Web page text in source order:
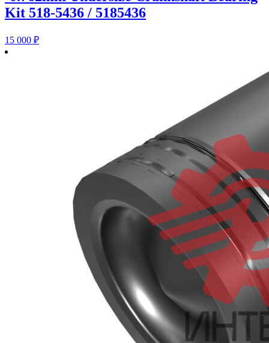
Kit 518-5436 / 5185436
15 000 ₽